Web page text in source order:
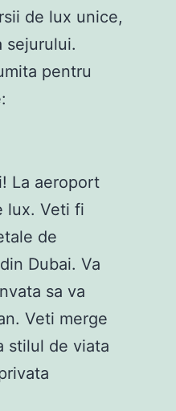
de lux unice,
sejurului.
pentru
La aeroport
lux. Veti fi
de
Dubai. Va
sa va
Veti merge
stilul de viata